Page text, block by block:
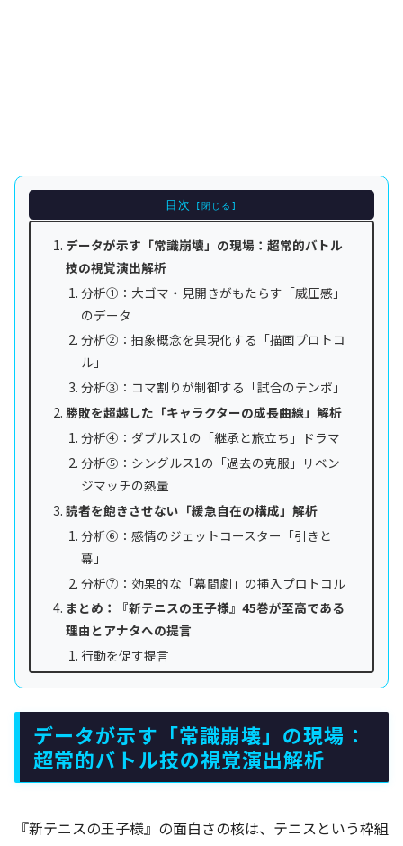
目次
データが示す「常識崩壊」の現場：超常的バトル
技の視覚演出解析
分析①：大ゴマ・見開きがもたらす「威圧感」
のデータ
分析②：抽象概念を具現化する「描画プロトコ
ル」
分析③：コマ割りが制御する「試合のテンポ」
勝敗を超越した「キャラクターの成長曲線」解析
分析④：ダブルス1の「継承と旅立ち」ドラマ
分析⑤：シングルス1の「過去の克服」リベン
ジマッチの熱量
読者を飽きさせない「緩急自在の構成」解析
分析⑥：感情のジェットコースター「引きと
幕」
分析⑦：効果的な「幕間劇」の挿入プロトコル
まとめ：『新テニスの王子様』45巻が至高である
理由とアナタへの提言
行動を促す提言
データが示す「常識崩壊」の現場：
超常的バトル技の視覚演出解析
『新テニスの王子様』の面白さの核は、テニスという枠組